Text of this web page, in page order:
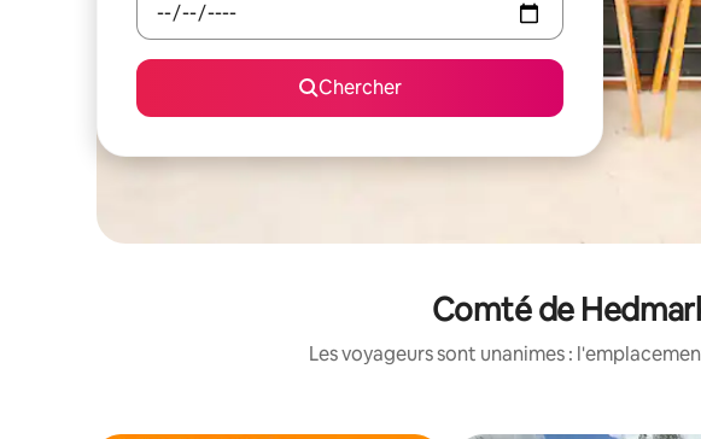
Chercher
Comté de
Les voyageurs sont unanimes :